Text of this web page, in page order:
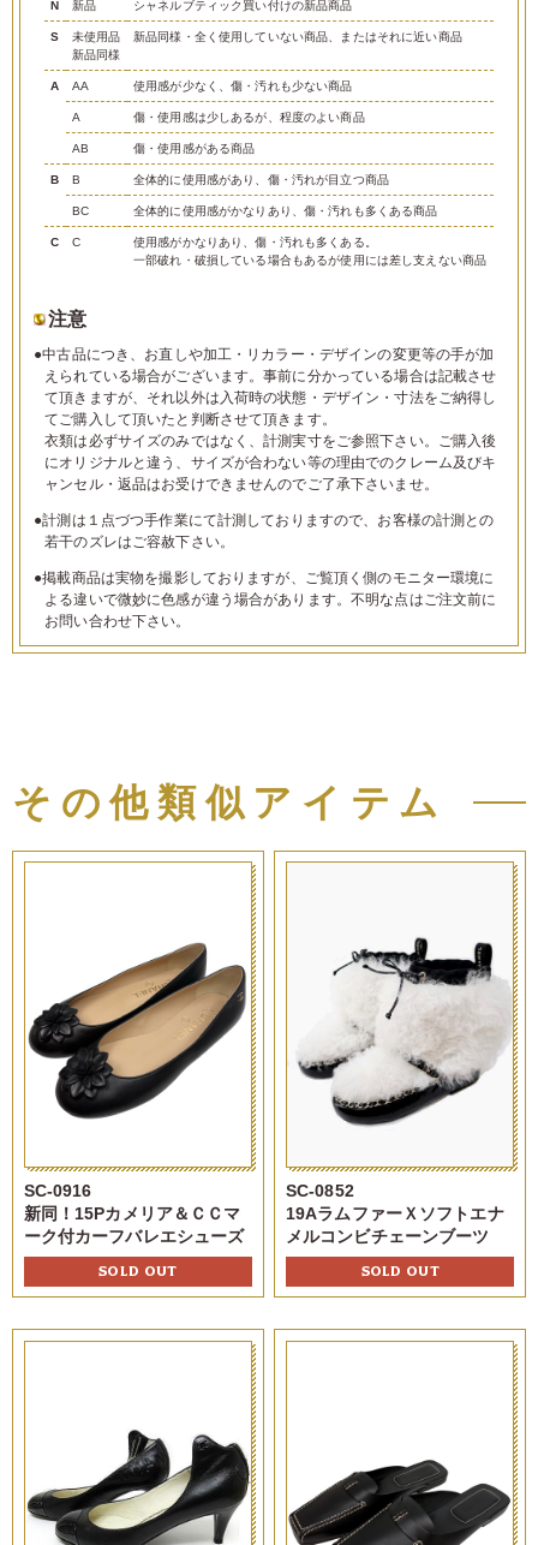
N 新品 シャネルブティック買い付けの新品商品
S
未使用品
新品同様
新品同様・全く使用していない商品、またはそれに近い商品
A AA 使用感が少なく、傷・汚れも少ない商品
A 傷・使用感は少しあるが、程度のよい商品
AB 傷・使用感がある商品
B B 全体的に使用感があり、傷・汚れが目立つ商品
BC 全体的に使用感がかなりあり、傷・汚れも多くある商品
C C
使用感がかなりあり、傷・汚れも多くある。
一部破れ・破損している場合もあるが使用には差し支えない商品
注意
●中古品につき、お直しや加工・リカラー・デザインの変更等の手が加
えられている場合がございます。事前に分かっている場合は記載させ
て頂きますが、それ以外は入荷時の状態・デザイン・寸法をご納得し
てご購入して頂いたと判断させて頂きます。
衣類は必ずサイズのみではなく、計測実寸をご参照下さい。ご購入後
にオリジナルと違う、サイズが合わない等の理由でのクレーム及びキ
ャンセル・返品はお受けできませんのでご了承下さいませ。
●計測は１点づつ手作業にて計測しておりますので、お客様の計測との
若干のズレはご容赦下さい。
●掲載商品は実物を撮影しておりますが、ご覧頂く側のモニター環境に
よる違いで微妙に色感が違う場合があります。不明な点はご注文前に
お問い合わせ下さい。
その他類似アイテム
SC-0916
新同！15Pカメリア＆ＣＣマ
ーク付カーフバレエシューズ
SOLD OUT
SC-0852
19AラムファーＸソフトエナ
メルコンビチェーンブーツ
SOLD OUT